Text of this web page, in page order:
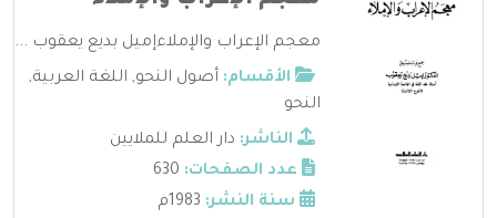
معجم الإعراب والإملاءإميل بديع يعقوب ...
الأقسام: أصول النحو, اللغة العربية,
النحو
الناشر: دار العلم للملايين
عدد الصفحات:
سنة النشر: